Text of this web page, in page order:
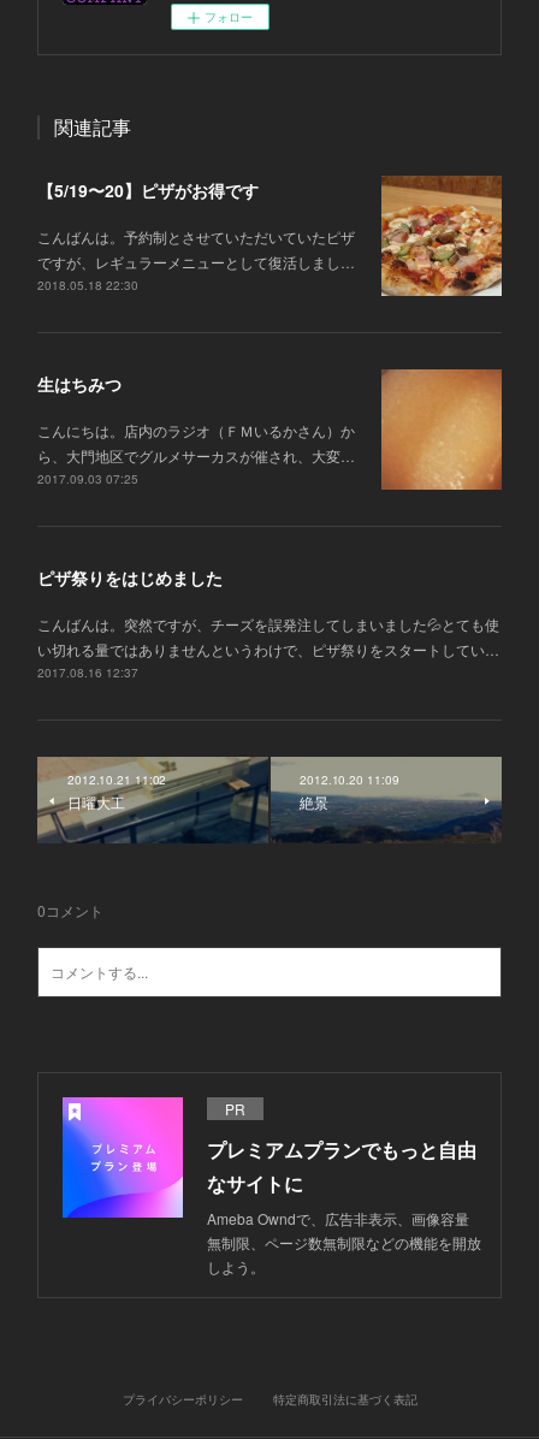
フォロー
関連記事
【5/19〜20】ピザがお得です
こんばんは。予約制とさせていただいていたピザ
ですが、レギュラーメニューとして復活しまし…
2018.05.18 22:30
生はちみつ
こんにちは。店内のラジオ（ＦＭいるかさん）か
ら、大門地区でグルメサーカスが催され、大変…
2017.09.03 07:25
ピザ祭りをはじめました
こんばんは。突然ですが、チーズを誤発注してしまいました💦とても使
い切れる量ではありませんというわけで、ピザ祭りをスタートしてい…
2017.08.16 12:37
2012.10.21 11:02
日曜大工
2012.10.20 11:09
絶景
0コメント
PR
プレミアムプランでもっと自由
なサイトに
Ameba Owndで、広告非表示、画像容量
無制限、ページ数無制限などの機能を開放
しよう。
プライバシーポリシー 特定商取引法に基づく表記